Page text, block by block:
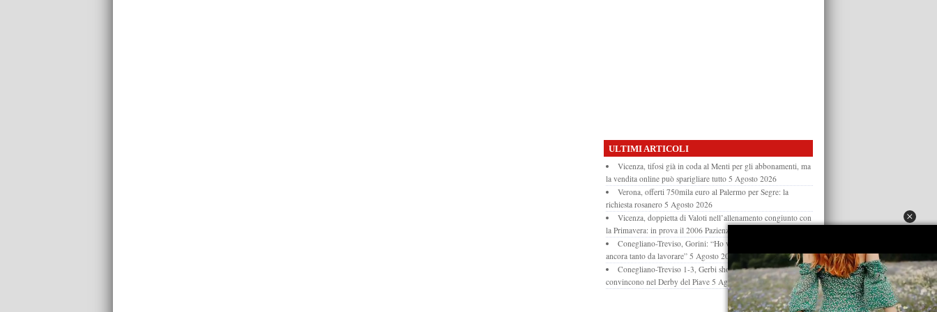
ULTIMI ARTICOLI
Vicenza, tifosi già in coda al Menti per gli abbonamenti, ma
la vendita online può sparigliare tutto 5 Agosto 2026
Verona, offerti 750mila euro al Palermo per Segre: la
richiesta rosanero 5 Agosto 2026
Vicenza, doppietta di Valoti nell’allenamento congiunto con
la Primavera: in prova il 2006 Pazienza
Conegliano-Treviso, Gorini: “Ho visto buoni spunti, c’è
ancora tanto da lavorare” 5 Agosto 2026
Conegliano-Treviso 1-3, Gerbi show: i biancocelesti
convincono nel Derby del Piave 5 Agosto 2026